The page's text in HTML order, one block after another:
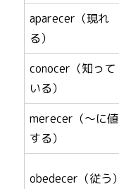
aparecer（現れ
る）
conocer（知って
いる）
merecer（～に値
する）
obedecer（従う）